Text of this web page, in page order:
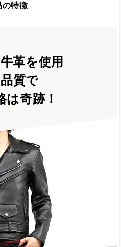
の特徴
革を使用
質で
は奇跡！